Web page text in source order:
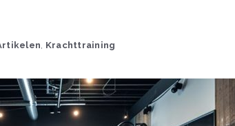
, Krachttraining